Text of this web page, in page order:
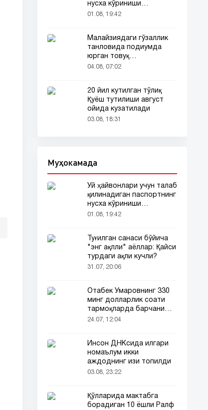
нусха кўриниши
тармоқларда тарқалди
01.08, 19:42
Малайзиядаги гўзаллик
танловида подиумда
юрган товуқ
томошабинлар
04.08, 07:02
20 йил кутилган тўлиқ
Қуёш тутилиши август
ойида кузатилади
03.08, 18:31
Муҳокамада
Уй ҳайвонлари учун талаб
қилинадиган паспортнинг
нусха кўриниши
тармоқларда тарқалди
01.08, 19:42
Туғилган санаси бўйича
"энг ақлли" аёллар: Қайси
турдаги ақли кучли?
31.07, 20:06
Отабек Умаровнинг 330
минг долларлик соати
тармоқларда барчани
эътиборини тортди!
24.07, 12:04
Инсон ДНКсида илгари
номаълум икки
аждоднинг изи топилди
03.08, 23:22
Қўлларида мактабга
борадиган 10 ёшли Ралф